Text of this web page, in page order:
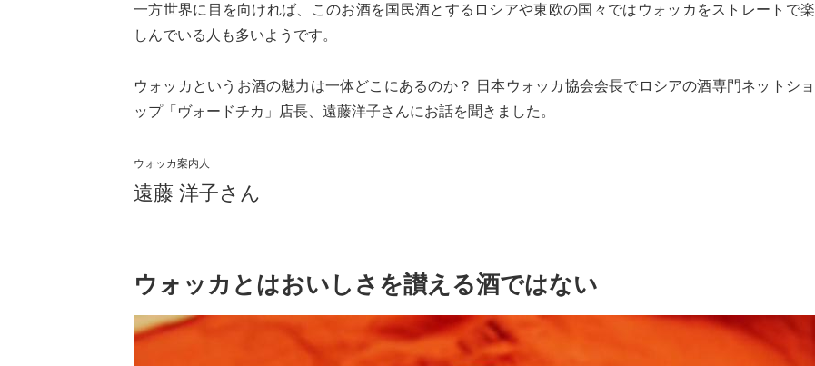
一方世界に目を向ければ、このお酒を国民酒とするロシアや東欧の国々ではウォッカをストレートで楽
しんでいる人も多いようです。
ウォッカというお酒の魅力は一体どこにあるのか？ 日本ウォッカ協会会長でロシアの酒専門ネットショ
ップ「ヴォードチカ」店長、遠藤洋子さんにお話を聞きました。
ウォッカ案内人
遠藤 洋子さん
ウォッカとはおいしさを讃える酒ではない